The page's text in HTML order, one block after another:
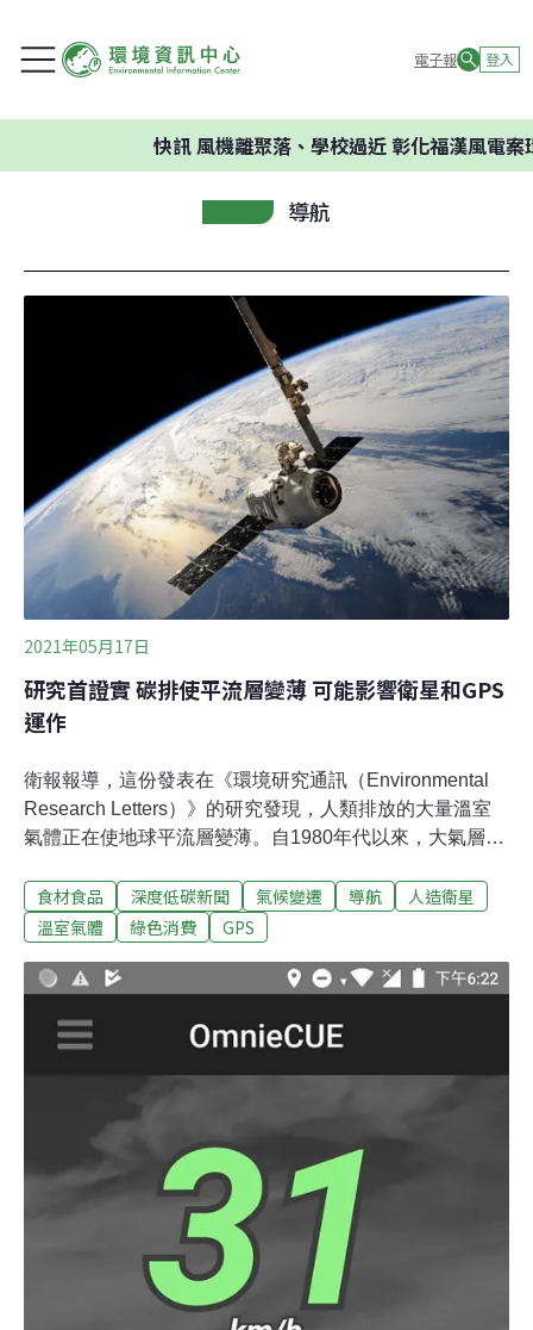
電子報 登入
快訊風機離聚落、學校過近 彰化福漢風電案環
導航
2021年05月17日
研究首證實 碳排使平流層變薄 可能影響衛星和GPS
運作
衛報報導，這份發表在《環境研究通訊（Environmental
Research Letters）》的研究發現，人類排放的大量溫室
氣體正在使地球平流層變薄。自1980年代以來，大氣層的
2080年，可能將再減少約1公里。大氣層變薄可能影響衛
星、GPS導航系統和無線電通訊的運作。研究首次證明
著冰川大規模融化，地球重量的分布改變了，人為的氣候
食材食品 深度低碳新聞 氣候變遷 導航
人造衛星
溫室氣體
綠色消費 GPS